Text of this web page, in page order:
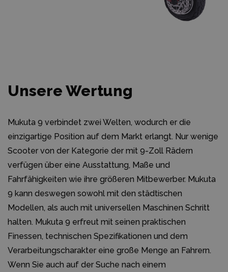
Unsere Wertung
Mukuta 9 verbindet zwei Welten, wodurch er die
einzigartige Position auf dem Markt erlangt. Nur wenige
Scooter von der Kategorie der mit 9-Zoll Rädern
verfügen über eine Ausstattung, Maße und
Fahrfähigkeiten wie ihre größeren Mitbewerber. Mukuta
9 kann deswegen sowohl mit den städtischen
Modellen, als auch mit universellen Maschinen Schritt
halten. Mukuta 9 erfreut mit seinen praktischen
Finessen, technischen Spezifikationen und dem
Verarbeitungscharakter eine große Menge an Fahrern.
Wenn Sie auch auf der Suche nach einem